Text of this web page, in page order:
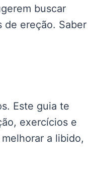
buscar
de ereção. Saber
Este guia te
exercícios e
a libido,